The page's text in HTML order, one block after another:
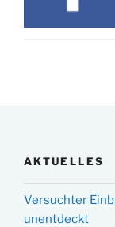
AKTUELLES
Versuchter
unentdeckt